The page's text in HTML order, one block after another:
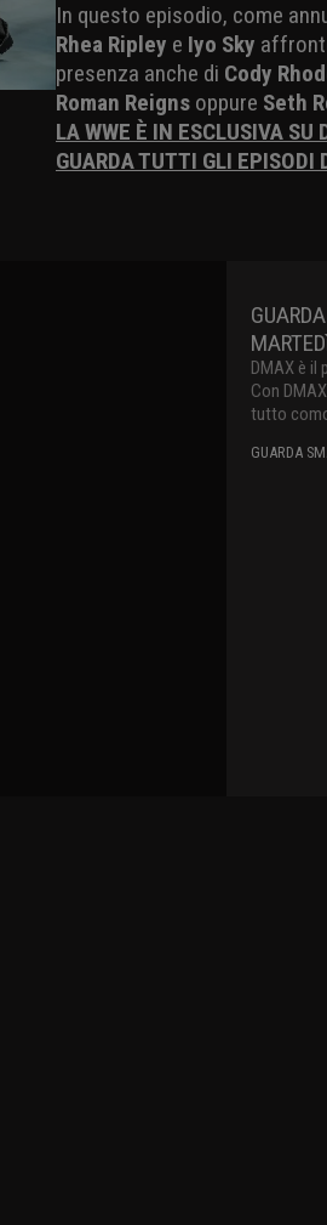
In questo episodio, come
Rhea Ripley e Iyo Sky
presenza anche di Cody
Roman Reigns oppure Seth
LA WWE È IN ESCLUSIVA
GUARDA TUTTI GLI EPISODI
DMAX è il
Con
tutto
GUARDA